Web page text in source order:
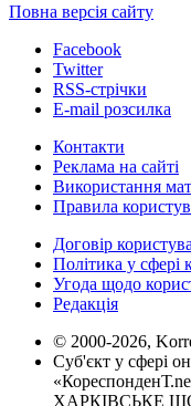
Повна версія сайту
Facebook
Twitter
RSS-стрічки
E-mail розсилка
Контакти
Реклама на сайті
Використання
Правила
Договір
Політика у сфері
Угода щодо
Редакція
© 2000-2026,
Суб'єкт у сфері
ХАРКІВСЬКЕ